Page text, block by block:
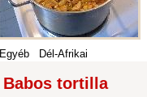
Egyéb Dél-Afrikai
Babos tortilla